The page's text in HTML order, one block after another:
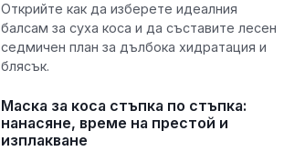
Открийте как да изберете идеалния
балсам за суха коса и да съставите лесен
седмичен план за дълбока хидратация и
блясък.
Маска за коса стъпка по стъпка:
нанасяне, време на престой и
изплакване